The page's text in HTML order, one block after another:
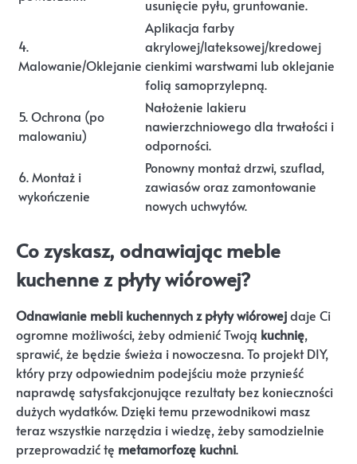
usunięcie pyłu, gruntowanie.
4.
Malowanie/Oklejanie
Aplikacja farby
akrylowej/lateksowej/kredowej
cienkimi warstwami lub oklejanie
folią samoprzylepną.
5. Ochrona (po
malowaniu)
Nałożenie lakieru
nawierzchniowego dla trwałości i
odporności.
6. Montaż i
wykończenie
Ponowny montaż drzwi, szuflad,
zawiasów oraz zamontowanie
nowych uchwytów.
Co zyskasz, odnawiając meble
kuchenne z płyty wiórowej?
Odnawianie mebli kuchennych z płyty wiórowejdaje Ci
ogromne możliwości, żeby odmienić Twoją kuchnię,
sprawić, że będzie świeża i nowoczesna. To projekt DIY,
który przy odpowiednim podejściu może przynieść
naprawdę satysfakcjonujące rezultaty bez konieczności
dużych wydatków. Dzięki temu przewodnikowi masz
teraz wszystkie narzędzia i wiedzę, żeby samodzielnie
przeprowadzić tę metamorfozę kuchni.